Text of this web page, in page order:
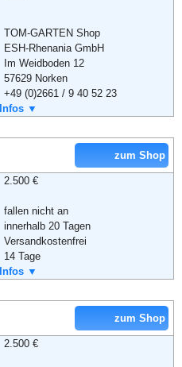
TOM-GARTEN Shop
ESH-Rhenania GmbH
Im Weidboden 12
57629 Norken
+49 (0)2661 / 9 40 52 23
+49 (0)2661 / 9 40 52 52
▼
zum Shop
2.500 €
fallen nicht an
innerhalb 20 Tagen
Versandkostenfrei
14 Tage
Ja
abgeholt.
▼
zum Shop
2.500 €